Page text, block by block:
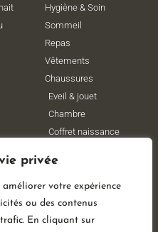
privée
votre expérience
ou des contenus
En cliquant sur
Hygiène & Soin
Sommeil
Repas
Vêtements
Chaussures
Eveil & jouet
Chambre
Coffret naissance
Vêtements de
grossesse
Lithothérapie
Poussettes